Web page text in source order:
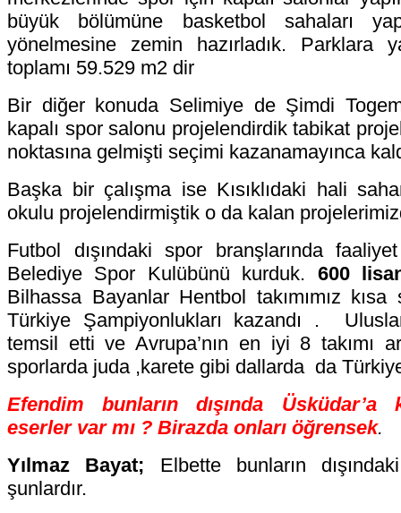
büyük bölümüne basketbol sahaları
yönelmesine zemin hazırladık. Parklara
toplamı 59.529 m2 dir
Bir diğer konuda Selimiye de Şimdi
kapalı spor salonu projelendirdik tabikat
noktasına gelmişti seçimi kazanamayınca
Başka bir çalışma ise Kısıklıdaki hali
okulu projelendirmiştik o da kalan
Futbol dışındaki spor branşlarında
Belediye Spor Kulübünü kurduk. 600
Bilhassa Bayanlar Hentbol takımımız
Türkiye Şampiyonlukları kazandı .
temsil etti ve Avrupa’nın en iyi 8 takımı
sporlarda juda ,karete gibi dallarda da
Efendim bunların dışında Üsküdar’a
eserler var mı ? Birazda onları öğrensek.
Yılmaz Bayat; Elbette bunların
şunlardır.